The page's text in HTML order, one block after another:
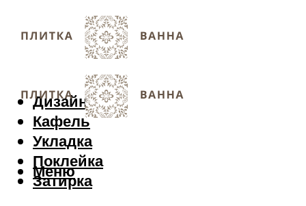
Дизайн
Кафель
Укладка
Поклейка
Затирка
Меню